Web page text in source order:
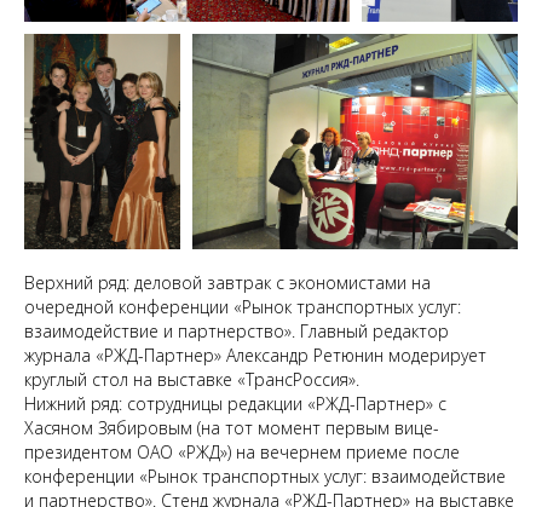
Верхний ряд: деловой завтрак с экономистами на
очередной конференции «Рынок транспортных услуг:
взаимодействие и партнерство». Главный редактор
журнала «РЖД-Партнер» Александр Ретюнин модерирует
круглый стол на выставке «ТрансРоссия».
Нижний ряд: сотрудницы редакции «РЖД-Партнер» с
Хасяном Зябировым (на тот момент первым вице-
президентом ОАО «РЖД») на вечернем приеме после
конференции «Рынок транспортных услуг: взаимодействие
и партнерство». Стенд журнала «РЖД-Партнер» на выставке